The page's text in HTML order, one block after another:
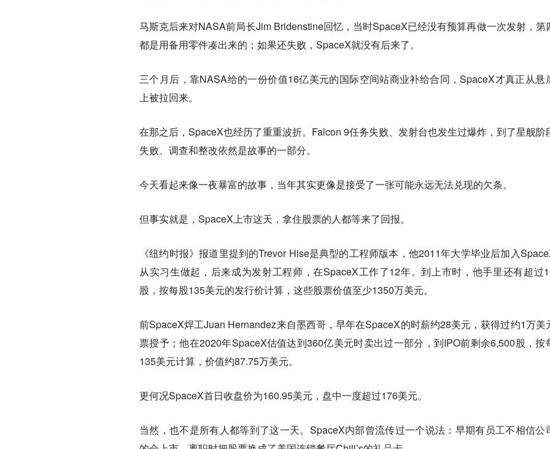
马斯克后来对NASA前局长Jim Bridenstine回忆，当时SpaceX已经没有预算再做一次发射，第
都是用备用零件凑出来的；如果还失败，SpaceX就没有后来了。
三个月后，靠NASA给的一份价值16亿美元的国际空间站商业补给合同，SpaceX才真正从悬
上被拉回来。
在那之后，SpaceX也经历了重重波折。Falcon 9任务失败、发射台也发生过爆炸，到了星舰阶
失败、调查和整改依然是故事的一部分。
今天看起来像一夜暴富的故事，当年其实更像是接受了一张可能永远无法兑现的欠条。
但事实就是，SpaceX上市这天，拿住股票的人都等来了回报。
《纽约时报》报道里提到的Trevor Hise是典型的工程师版本，他2011年大学毕业后加入
从实习生做起，后来成为发射工程师，在SpaceX工作了12年。到上市时，他手里还有超过
股，按每股135美元的发行价计算，这些股票价值至少1350万美元。
前SpaceX焊工Juan Hernandez来自墨西哥，早年在SpaceX的时薪约28美元，获得过约1万美
票授予；他在2020年SpaceX估值达到360亿美元时卖出过一部分，到IPO前剩余6,500股，按
135美元计算，价值约87.75万美元。
更何况SpaceX首日收盘价为160.95美元，盘中一度超过176美元。
当然，也不是所有人都等到了这一天。SpaceX内部曾流传过一个说法：早期有员工不相信公